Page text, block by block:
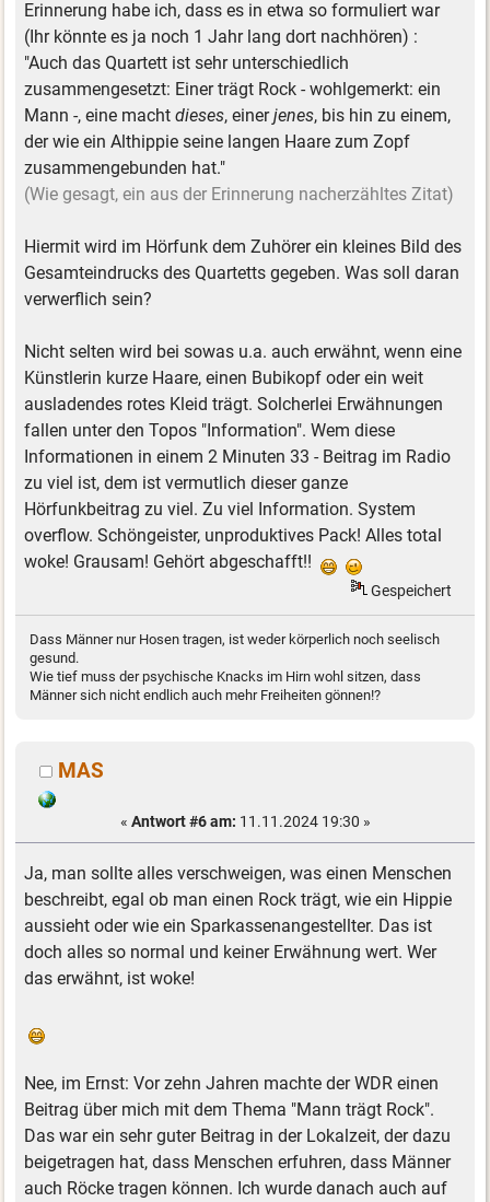
Erinnerung habe ich, dass es in etwa so formuliert war
(Ihr könnte es ja noch 1 Jahr lang dort nachhören) :
"Auch das Quartett ist sehr unterschiedlich
zusammengesetzt: Einer trägt Rock - wohlgemerkt: ein
Mann -, eine machtdieses, einerjenes, bis hin zu einem,
der wie ein Althippie seine langen Haare zum Zopf
zusammengebunden hat."
(Wie gesagt, ein aus der Erinnerung nacherzähltes Zitat)
Hiermit wird im Hörfunk dem Zuhörer ein kleines Bild des
Gesamteindrucks des Quartetts gegeben. Was soll daran
verwerflich sein?
Nicht selten wird bei sowas u.a. auch erwähnt, wenn eine
Künstlerin kurze Haare, einen Bubikopf oder ein weit
ausladendes rotes Kleid trägt. Solcherlei Erwähnungen
fallen unter den Topos "Information". Wem diese
Informationen in einem 2 Minuten 33 - Beitrag im Radio
zu viel ist, dem ist vermutlich dieser ganze
Hörfunkbeitrag zu viel. Zu viel Information. System
overflow. Schöngeister, unproduktives Pack! Alles total
woke! Grausam! Gehört abgeschafft!!
Gespeichert
Dass Männer nur Hosen tragen, ist weder körperlich noch seelisch
gesund.
Wie tief muss der psychische Knacks im Hirn wohl sitzen, dass
Männer sich nicht endlich auch mehr Freiheiten gönnen!?
MAS
« Antwort #6 am: 11.11.2024 19:30 »
Ja, man sollte alles verschweigen, was einen Menschen
beschreibt, egal ob man einen Rock trägt, wie ein Hippie
aussieht oder wie ein Sparkassenangestellter. Das ist
doch alles so normal und keiner Erwähnung wert. Wer
das erwähnt, ist woke!
Nee, im Ernst: Vor zehn Jahren machte der WDR einen
Beitrag über mich mit dem Thema "Mann trägt Rock".
Das war ein sehr guter Beitrag in der Lokalzeit, der dazu
beigetragen hat, dass Menschen erfuhren, dass Männer
auch Röcke tragen können. Ich wurde danach auch auf